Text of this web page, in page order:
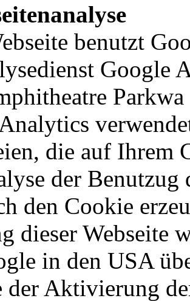
benutzt
Google
die auf Ihrem
der Benutzug
den Cookie
dieser Webseite
in den USA
der Aktivierung